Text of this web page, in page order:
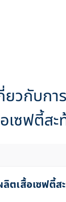
วกับกา
เซฟตี้ส
ลิตเสื้อเซฟตี้